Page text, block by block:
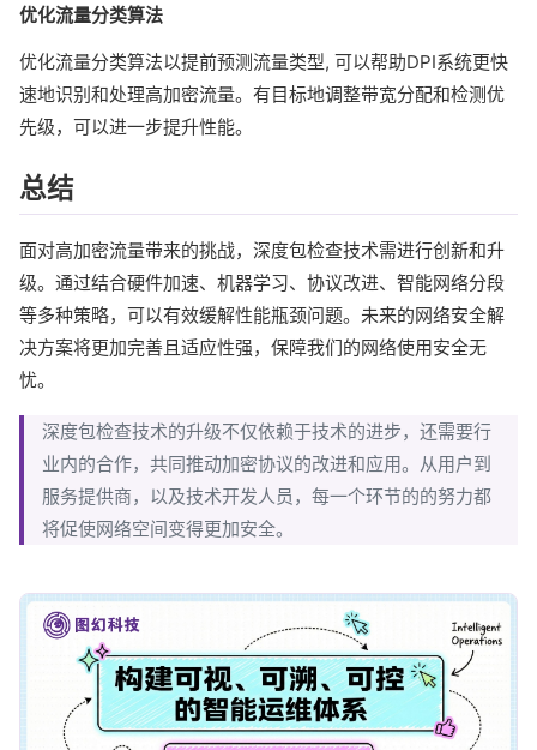
优化流量分类算法
优化流量分类算法以提前预测流量类型, 可以帮助DPI系统更快
速地识别和处理高加密流量。有目标地调整带宽分配和检测优
先级，可以进一步提升性能。
总结
面对高加密流量带来的挑战，深度包检查技术需进行创新和升
级。通过结合硬件加速、机器学习、协议改进、智能网络分段
等多种策略，可以有效缓解性能瓶颈问题。未来的网络安全解
决方案将更加完善且适应性强，保障我们的网络使用安全无
忧。
深度包检查技术的升级不仅依赖于技术的进步，还需要行
业内的合作，共同推动加密协议的改进和应用。从用户到
服务提供商，以及技术开发人员，每一个环节的的努力都
将促使网络空间变得更加安全。